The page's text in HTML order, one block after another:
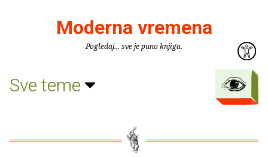
Moderna vremena
Pogledaj... sve je puno knjiga.
Sve teme